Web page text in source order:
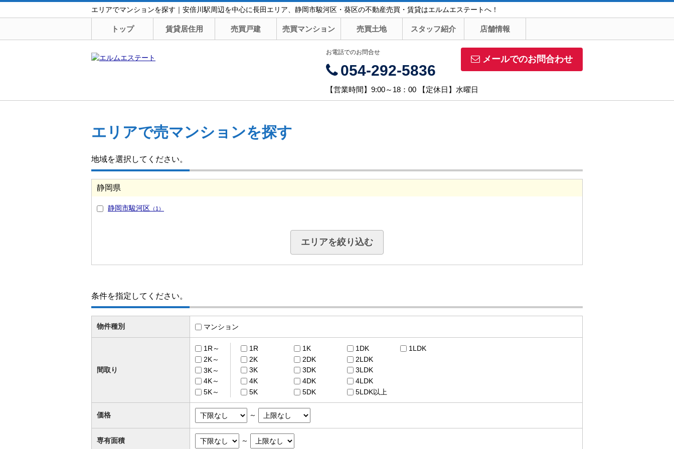
エリアでマンションを探す｜安倍川駅周辺を中心に長田エリア、静岡市駿河区・葵区の不動産売買・賃貸はエルムエステートへ！
トップ 賃貸居住用 売買戸建 売買マンション 売買土地 スタッフ紹介 店舗情報
メールでのお問合わせ
お電話でのお問合せ
054-292-5836
【営業時間】9:00～18：00 【定休日】水曜日
エリアで売マンションを探す
地域を選択してください。
静岡県
静岡市駿河区 （1）
エリアを絞り込む
条件を指定してください。
物件種別 マンション
間取り
1R～
2K～
3K～
4K～
5K～
1R 1K 1DK
1LDK
2K
2DK
2LDK
3K
3DK
3LDK
4K
4DK
4LDK
5K
5DK 5LDK以上
価格 ～
専有面積 ～